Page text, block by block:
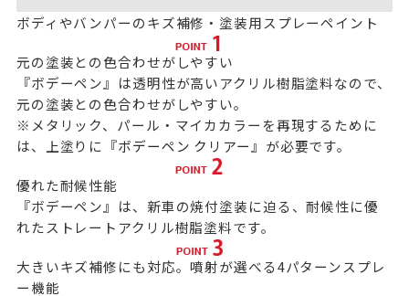
ボディやバンパーのキズ補修・塗装用スプレーペイント
元の塗装との色合わせがしやすい
『ボデーペン』は透明性が高いアクリル樹脂塗料なので、
元の塗装との色合わせがしやすい。
※メタリック、パール・マイカカラーを再現するために
は、上塗りに 『ボデーペン クリアー』 が必要です。
優れた耐候性能
『ボデーペン』は、新車の焼付塗装に迫る、耐候性に優
れたストレートアクリル樹脂塗料です。
大きいキズ補修にも対応。噴射が選べる4パターンスプレ
ー機能